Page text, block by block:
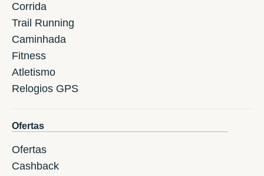
Corrida
Trail Running
Caminhada
Fitness
Atletismo
Relogios GPS
Ofertas
Ofertas
Cashback